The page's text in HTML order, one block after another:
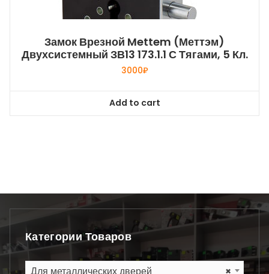
Замок Врезной Mettem (Меттэм)
Двухсистемный ЗВ13 173.1.1 С Тягами, 5 Кл.
3000₽
Add to cart
Категории Товаров
×
Для металлических дверей